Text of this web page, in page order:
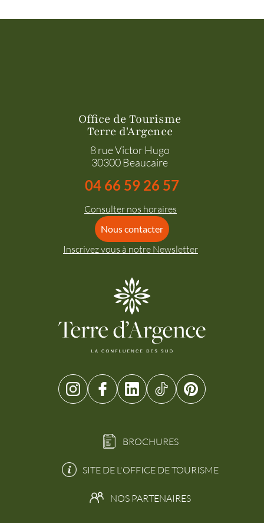
Office de Tourisme
Terre d'Argence
8 rue Victor Hugo
30300 Beaucaire
04 66 59 26 57
Consulter nos horaires
Nous contacter
Inscrivez vous à notre Newsletter
BROCHURES
SITE DE L'OFFICE DE TOURISME
NOS PARTENAIRES